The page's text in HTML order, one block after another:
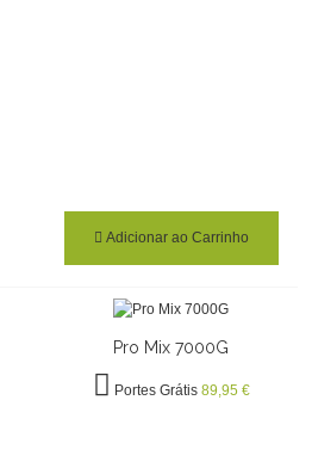
Adicionar ao Carrinho
Pro Mix 7000G
Portes Grátis 89,95 €